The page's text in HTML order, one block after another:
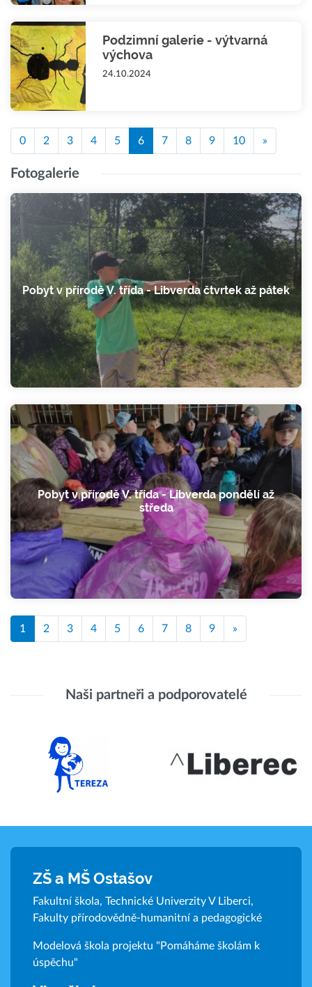
Podzimní galerie - výtvarná
výchova
24.10.2024
0 2 3 4 5 6 7 8 9 10 »
Fotogalerie
Pobyt v přírodě V. třída - Libverda čtvrtek až pátek
Pobyt v přírodě V. třída - Libverda pondělí až
středa
1 2 3 4 5 6 7 8 9 »
Naši partneři a podporovatelé
ZŠ a MŠ Ostašov
Fakultní škola, Technické Univerzity V Liberci,
Fakulty přírodovědně-humanitní a pedagogické
Modelová škola projektu "Pomáháme školám k
úspěchu"